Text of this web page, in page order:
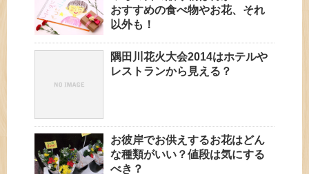
おすすめの食べ物やお花、それ
以外も！
隅田川花火大会2014はホテルや
レストランから見える？
お彼岸でお供えするお花はどん
な種類がいい？値段は気にする
べき？